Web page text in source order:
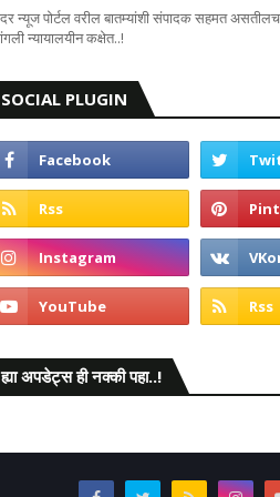
न्यूज पोर्टल वरील बातम्यांशी संपादक सहमत असतीलच
न्यायालयीन कक्षेत..!
SOCIAL PLUGIN
ह्या अपडेट्स ही नक्की पहा..!